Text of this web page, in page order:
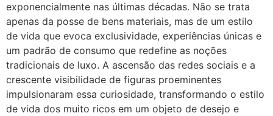
exponencialmente nas últimas décadas. Não se trata
apenas da posse de bens materiais, mas de um estilo
de vida que evoca exclusividade, experiências únicas e
um padrão de consumo que redefine as noções
tradicionais de luxo. A ascensão das redes sociais e a
crescente visibilidade de figuras proeminentes
impulsionaram essa curiosidade, transformando o estilo
de vida dos muito ricos em um objeto de desejo e